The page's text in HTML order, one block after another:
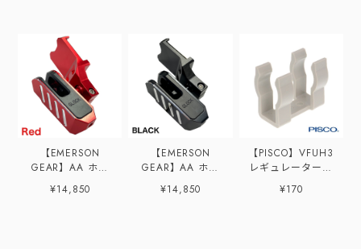
【EMERSON
GEAR】AA ホル
スター RED (右
用)
¥14,850
【EMERSON
GEAR】AA ホル
スター BLACK (右
用)
¥14,850
【PISCO】VFUH3
レギュレーターホ
ルダー
¥170